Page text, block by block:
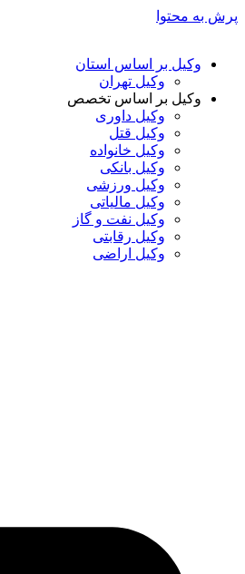
پرش به محتوا
وکیل بر اساس استان
وکیل تهران
وکیل بر اساس تخصص
وکیل داوری
وکیل قتل
وکیل خانواده
وکیل بانکی
وکیل ورزشی
وکیل مالیاتی
وکیل نفت و گاز
وکیل رقابتی
وکیل اراضی